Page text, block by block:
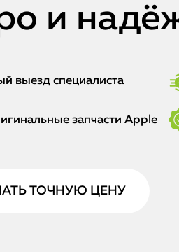
и
выезд специалиста
запчасти Apple
ТОЧНУЮ ЦЕНУ